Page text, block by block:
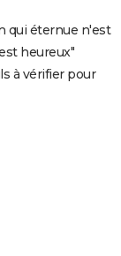
qui éternue n'est
heureux"
à vérifier pour